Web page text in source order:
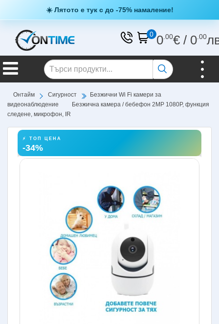
☀️ Лятото е тук с до -75% намаление!
0 0.00€/ 0.00
Онтайм Сигурност
Безжични Wi Fi камери за
видеонаблюдение
Безжична камера / бебефон 2MP 1080P, функция
следене, микрофон, IR
⚡ ТОП ЦЕНА
-34%